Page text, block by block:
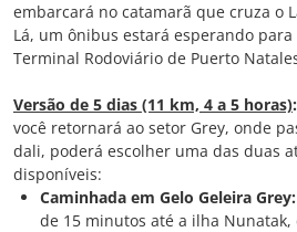
embarcará no catamarã que cruza o
Lá, um ônibus estará esperando
Terminal Rodoviário de Puerto
Versão de 5 dias (11 km, 4 a 5 horas):
você retornará ao setor Grey, onde
dali, poderá escolher uma das duas
disponíveis:
Caminhada em Gelo Geleira Grey:
de 15 minutos até a ilha Nunatak,